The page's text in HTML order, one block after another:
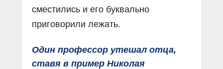
сместились и его буквально
приговорили лежать.
Один профессор утешал отца,
ставя в пример Николая